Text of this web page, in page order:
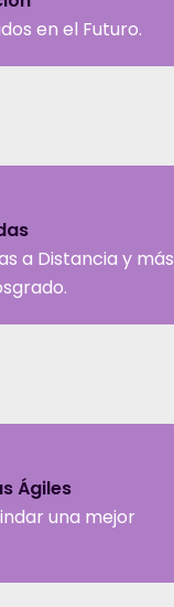
en el Futuro.
a Distancia y más
Ágiles
una mejor